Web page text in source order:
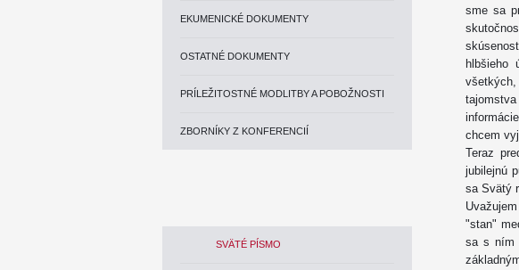
EKUMENICKÉ DOKUMENTY
OSTATNÉ DOKUMENTY
PRÍLEŽITOSTNÉ MODLITBY A POBOŽNOSTI
ZBORNÍKY Z KONFERENCIÍ
SVÄTÉ PÍSMO
sme sa
hlbšieho
všetkých,
chcem
Teraz
jubilejnú
sa Svätý
"stan"
sa s ním